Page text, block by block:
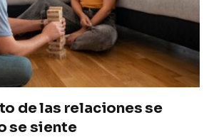
de las relaciones se
se siente